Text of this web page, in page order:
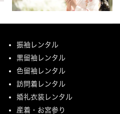
振袖レンタル
黒留袖レンタル
色留袖レンタル
訪問着レンタル
婚礼衣装レンタル
産着・お宮参り